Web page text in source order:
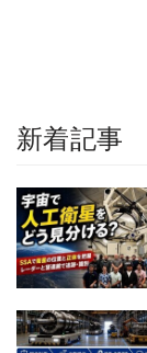
新着記事